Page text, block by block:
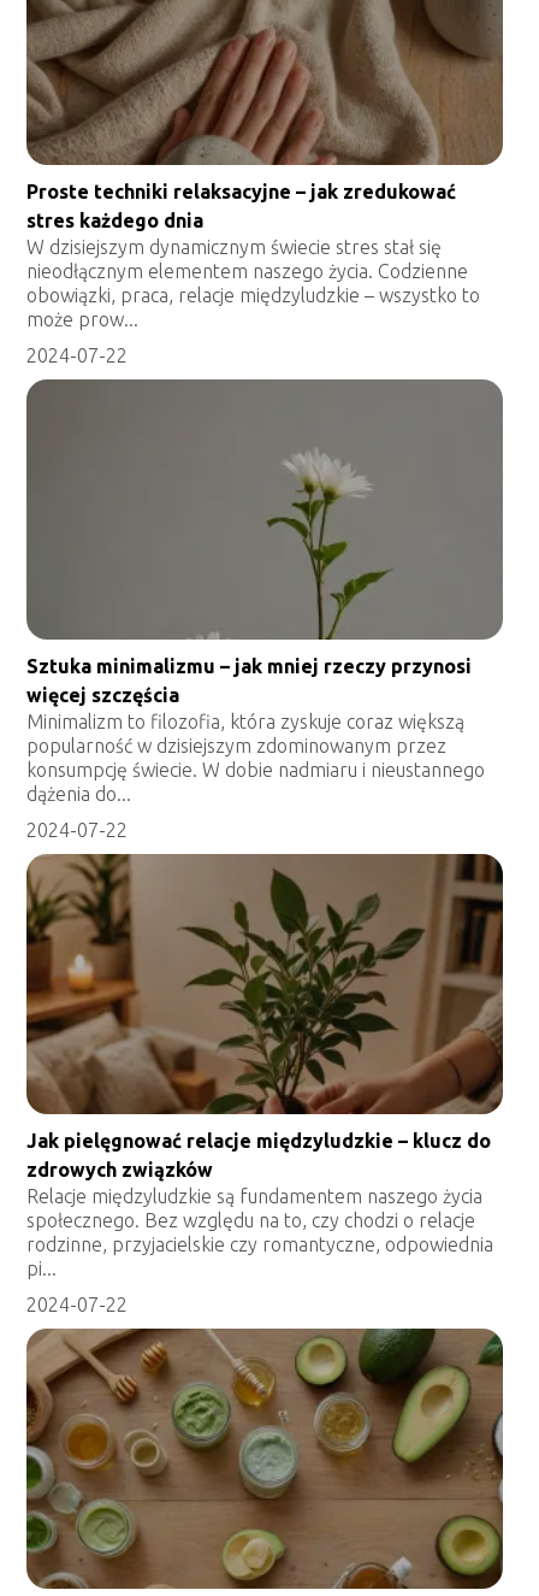
Proste techniki relaksacyjne – jak zredukować
stres każdego dnia
W dzisiejszym dynamicznym świecie stres stał się
nieodłącznym elementem naszego życia. Codzienne
obowiązki, praca, relacje międzyludzkie – wszystko to
może prow...
2024-07-22
Sztuka minimalizmu – jak mniej rzeczy przynosi
więcej szczęścia
Minimalizm to filozofia, która zyskuje coraz większą
popularność w dzisiejszym zdominowanym przez
konsumpcję świecie. W dobie nadmiaru i nieustannego
dążenia do...
2024-07-22
Jak pielęgnować relacje międzyludzkie – klucz do
zdrowych związków
Relacje międzyludzkie są fundamentem naszego życia
społecznego. Bez względu na to, czy chodzi o relacje
rodzinne, przyjacielskie czy romantyczne, odpowiednia
pi...
2024-07-22